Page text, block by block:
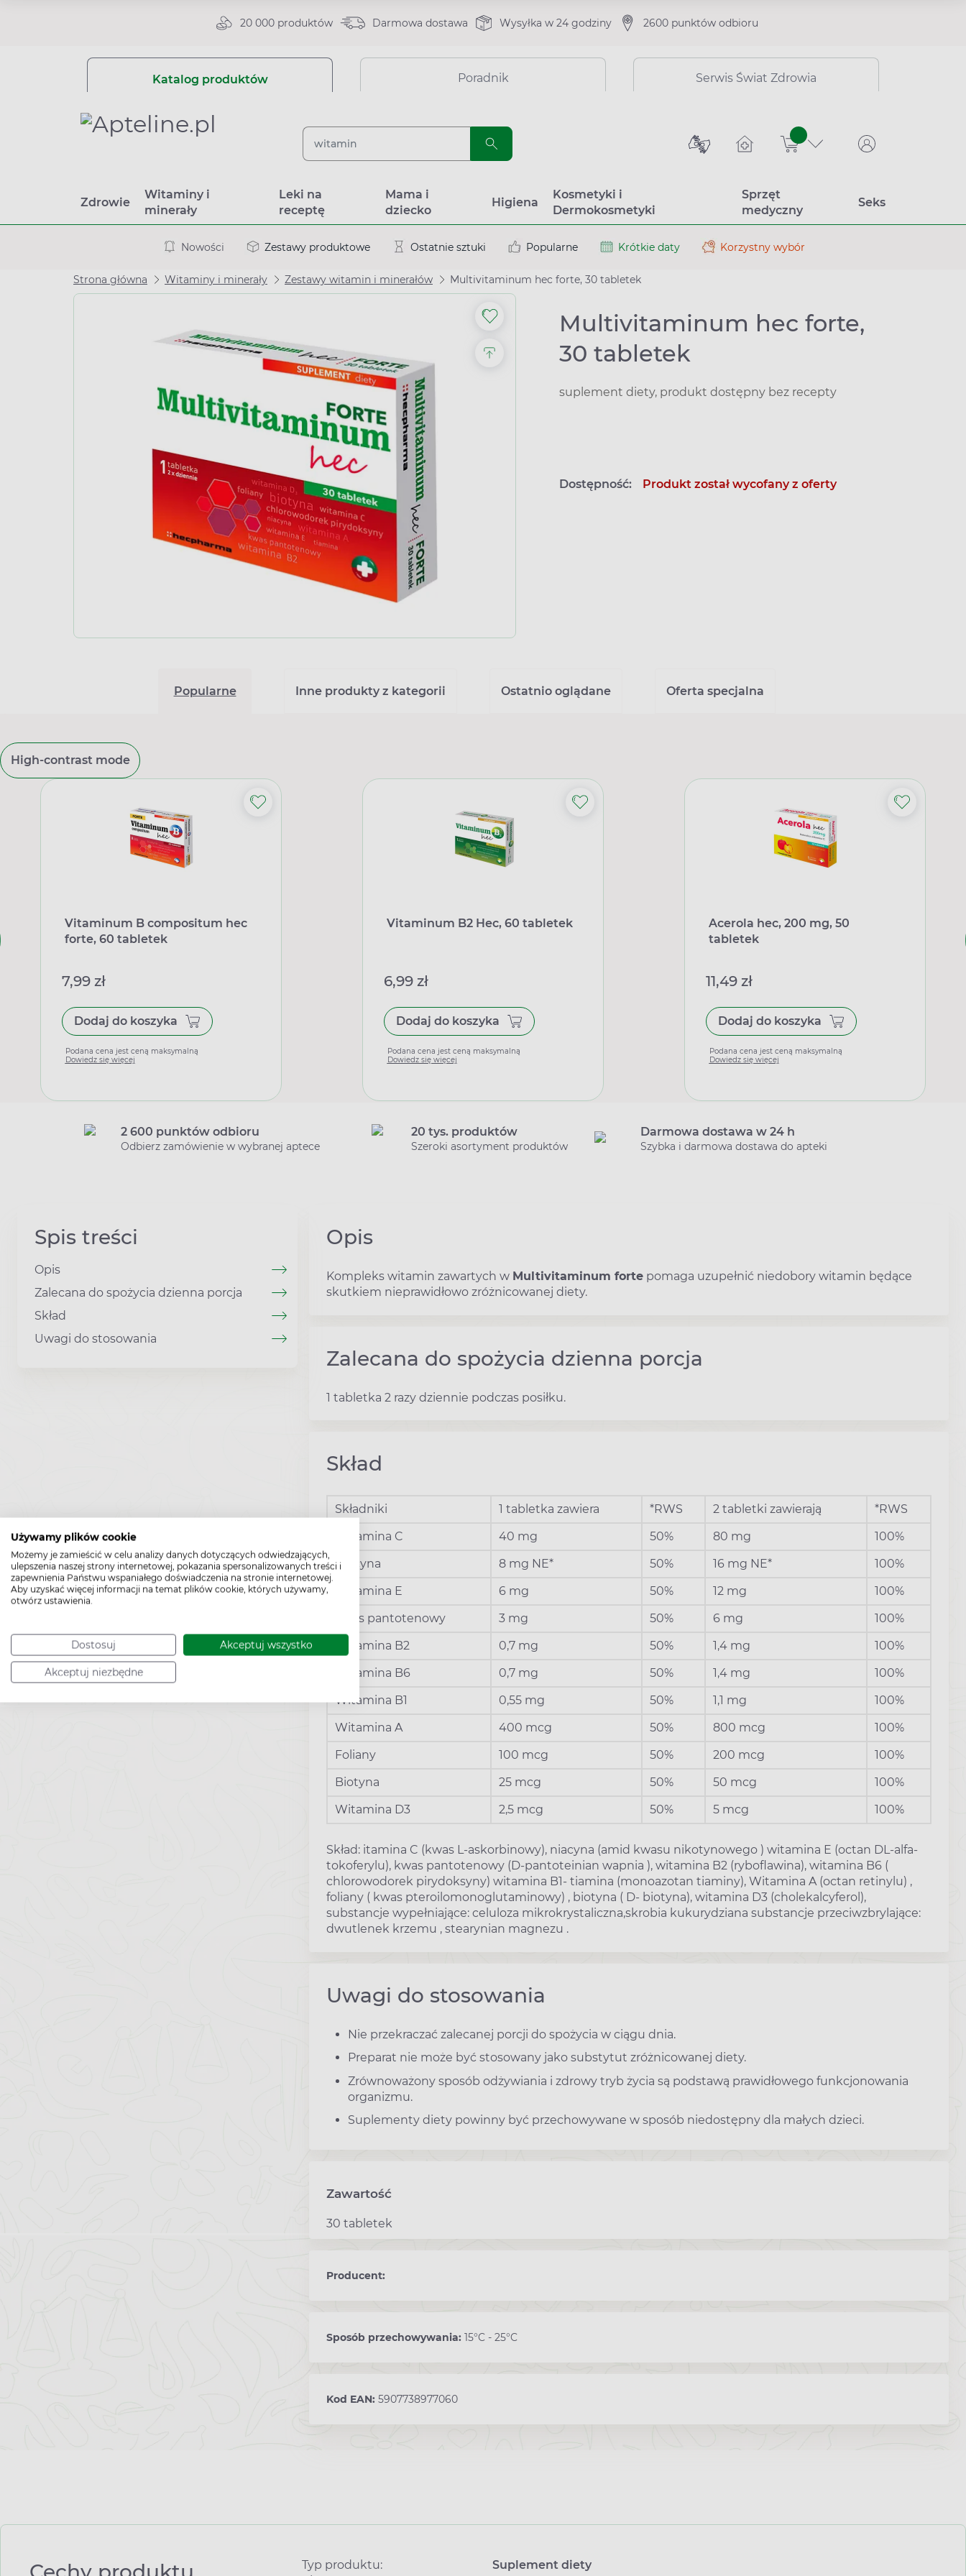
Używamy plików cookie
Możemy je zamieścić w celu analizy danych dotyczących odwiedzających,
ulepszenia naszej strony internetowej, pokazania spersonalizowanych treści i
zapewnienia Państwu wspaniałego doświadczenia na stronie internetowej.
Aby uzyskać więcej informacji na temat plików cookie, których używamy,
otwórz ustawienia.
Dostosuj Akceptuj wszystko
Akceptuj niezbędne
20 000 produktów Darmowa dostawa Wysyłka w 24 godziny 2600 punktów odbioru
Katalog produktów Poradnik Serwis Świat Zdrowia
sztuk
Zdrowie
Witaminy i
minerały
Leki na
receptę
Mama i
dziecko
Higiena
Kosmetyki i
Dermokosmetyki
Sprzęt
medyczny
Seks
Nowości Zestawy produktowe Ostatnie sztuki Popularne Krótkie daty Korzystny wybór
Strona główna Witaminy i minerały Zestawy witamin i minerałów Multivitaminum hec forte, 30 tabletek
Multivitaminum hec forte,
30 tabletek
suplement diety, produkt dostępny bez recepty
Dostępność: Produkt został wycofany z oferty
Popularne Inne produkty z kategorii Ostatnio oglądane Oferta specjalna
High-contrast mode
Vitaminum B compositum hec
forte, 60 tabletek
7,99 zł
Dodaj do koszyka
Podana cena jest ceną maksymalną
Dowiedz się więcej
Vitaminum B2 Hec, 60 tabletek
6,99 zł
Dodaj do koszyka
Podana cena jest ceną maksymalną
Dowiedz się więcej
Acerola hec, 200 mg, 50
tabletek
11,49 zł
Dodaj do koszyka
Podana cena jest ceną maksymalną
Dowiedz się więcej
2 600 punktów odbioru
Odbierz zamówienie w wybranej aptece
20 tys. produktów
Szeroki asortyment produktów
Darmowa dostawa w 24 h
Szybka i darmowa dostawa do apteki
Spis treści
Opis
Zalecana do spożycia dzienna porcja
Skład
Uwagi do stosowania
Opis
Kompleks witamin zawartych w Multivitaminum forte pomaga uzupełnić niedobory witamin będące
skutkiem nieprawidłowo zróżnicowanej diety.
Zalecana do spożycia dzienna porcja
1 tabletka 2 razy dziennie podczas posiłku.
Skład
Składniki 1 tabletka zawiera *RWS 2 tabletki zawierają
*RWS
Witamina C
40 mg 50% 80 mg
100%
Niacyna
8 mg NE* 50% 16 mg NE*
100%
Witamina E
6 mg 50% 12 mg
100%
Kwas pantotenowy
3 mg 50% 6 mg
100%
Witamina B2
0,7 mg 50% 1,4 mg
100%
Witamina B6
0,7 mg 50% 1,4 mg
100%
Witamina B1
0,55 mg 50% 1,1 mg
100%
Witamina A
400 mcg 50% 800 mcg
100%
Foliany
100 mcg 50% 200 mcg
100%
Biotyna
25 mcg 50% 50 mcg
100%
Witamina D3
2,5 mcg 50% 5 mcg 100%
Skład: itamina C (kwas L-askorbinowy), niacyna (amid kwasu nikotynowego ) witamina E (octan DL-alfa-
tokoferylu), kwas pantotenowy (D-pantoteinian wapnia ), witamina B2 (ryboflawina), witamina B6 (
chlorowodorek pirydoksyny) witamina B1- tiamina (monoazotan tiaminy), Witamina A (octan retinylu) ,
foliany ( kwas pteroilomonoglutaminowy) , biotyna ( D- biotyna), witamina D3 (cholekalcyferol),
substancje wypełniające: celuloza mikrokrystaliczna,skrobia kukurydziana substancje przeciwzbrylające:
dwutlenek krzemu , stearynian magnezu .
Uwagi do stosowania
Nie przekraczać zalecanej porcji do spożycia w ciągu dnia.
Preparat nie może być stosowany jako substytut zróżnicowanej diety.
Zrównoważony sposób odżywiania i zdrowy tryb życia są podstawą prawidłowego funkcjonowania
organizmu.
Suplementy diety powinny być przechowywane w sposób niedostępny dla małych dzieci.
Zawartość
30 tabletek
Producent:
Sposób przechowywania: 15°C - 25°C
Kod EAN: 5907738977060
Typ produktu:
Suplement diety